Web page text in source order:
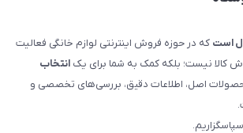
که در حوزه فروش اینترنتی لوازم خانگی فعالیت
کالا نیست؛ بلکه کمک به شما برای یک انتخاب
اصل، اطلاعات دقیق، بررسی‌های تخصصی و